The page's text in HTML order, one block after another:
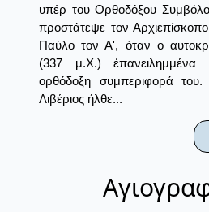
υπέρ του Ορθοδόξου
προστάτεψε τον
Παύλο τον Α', όταν ο
(337 μ.Χ.) έπανειλημμένα
ορθόδοξη συμπεριφορά
Λιβέριος ήλθε...